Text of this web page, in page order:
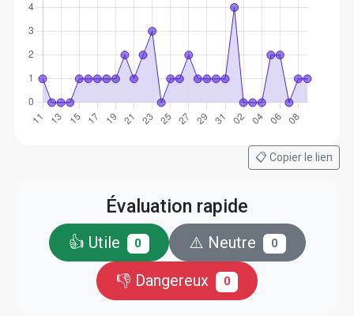
📋 Copier le lien
Évaluation rapide
👍 Utile 0 ⚠️ Neutre 0
👎 Dangereux 0